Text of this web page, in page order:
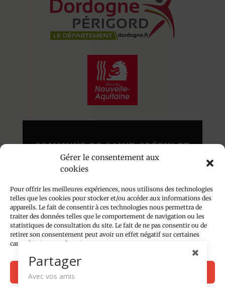
Gérer le consentement aux
cookies
Pour offrir les meilleures expériences, nous utilisons des technologies
telles que les cookies pour stocker et/ou accéder aux informations des
appareils. Le fait de consentir à ces technologies nous permettra de
traiter des données telles que le comportement de navigation ou les
statistiques de consultation du site. Le fait de ne pas consentir ou de
retirer son consentement peut avoir un effet négatif sur certaines
caractéristiques et fonctions.
COMMUNE DE SAINT CRÉPIN ET
CARLUCET
Au cœur du Périgord Noir
136 route du Poujol – 24590
Accueil du public les lundis, mardis et jeudis
de 14h à 18h
Partager
Avec vos amis